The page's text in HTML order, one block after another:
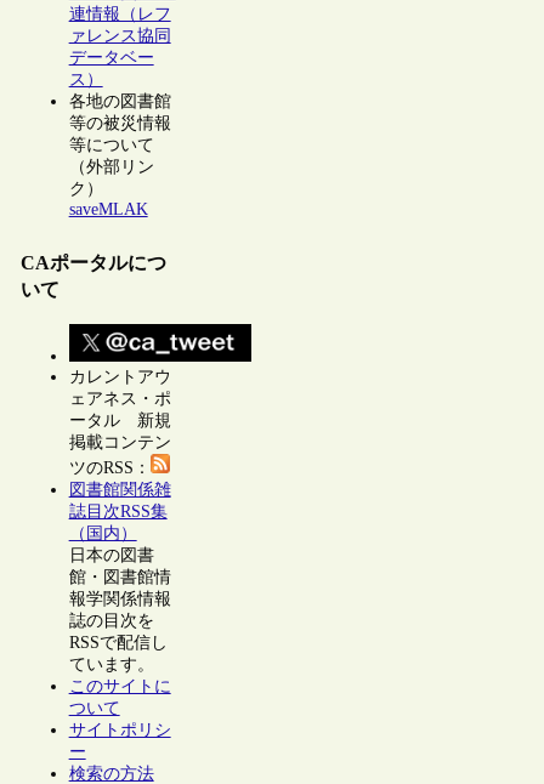
連情報（レフ
ァレンス協同
データベー
ス）
各地の図書館
等の被災情報
等について
（外部リン
ク）
saveMLAK
CAポータルにつ
いて
カレントアウ
ェアネス・ポ
ータル 新規
掲載コンテン
ツのRSS：
図書館関係雑
誌目次RSS集
（国内）
日本の図書
館・図書館情
報学関係情報
誌の目次を
RSSで配信し
ています。
このサイトに
ついて
サイトポリシ
ー
検索の方法